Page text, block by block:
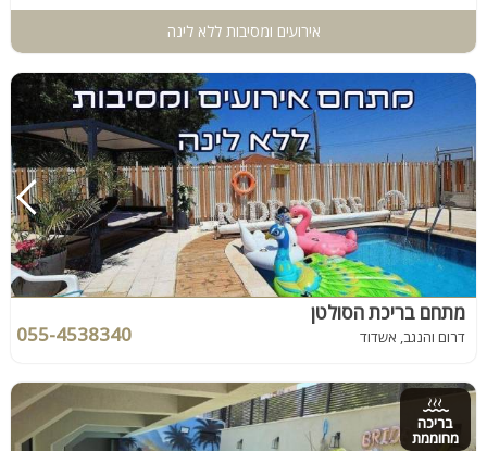
אירועים ומסיבות ללא לינה
מתחם בריכת הסולטן
דרום והנגב, אשדוד 055-4538340
בריכה
מחוממת